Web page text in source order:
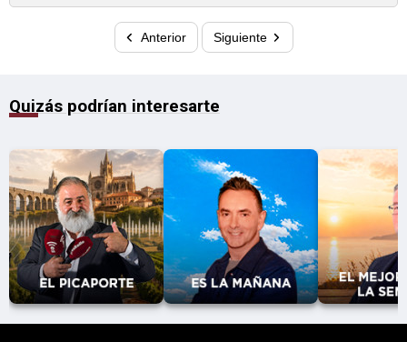
Anterior Siguiente
Quizás podrían interesarte